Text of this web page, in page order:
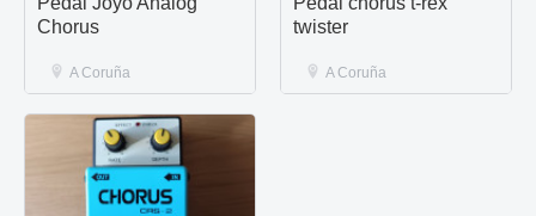
Chorus
A Coruña
twister
A Coruña